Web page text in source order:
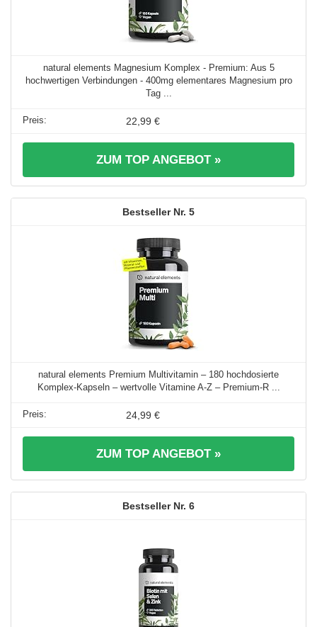
natural elements Magnesium Komplex - Premium: Aus 5
hochwertigen Verbindungen - 400mg elementares Magnesium pro
Tag ...
22,99 €
ZUM TOP ANGEBOT »
5
natural elements Premium Multivitamin – 180 hochdosierte
Komplex-Kapseln – wertvolle Vitamine A-Z – Premium-R ...
24,99 €
ZUM TOP ANGEBOT »
6